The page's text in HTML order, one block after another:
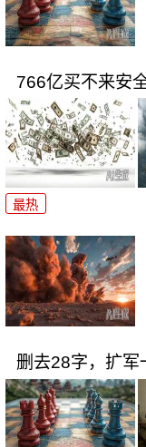
766亿买不来安
最热
删去28字，扩军